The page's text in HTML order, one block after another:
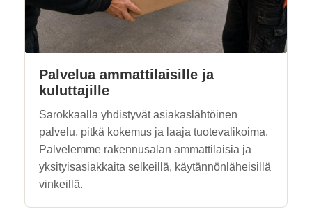
Palvelua ammattilaisille ja
kuluttajille
Sarokkaalla yhdistyvät asiakaslähtöinen
palvelu, pitkä kokemus ja laaja tuotevalikoima.
Palvelemme rakennusalan ammattilaisia ja
yksityisasiakkaita selkeillä, käytännönläheisillä
vinkeillä.